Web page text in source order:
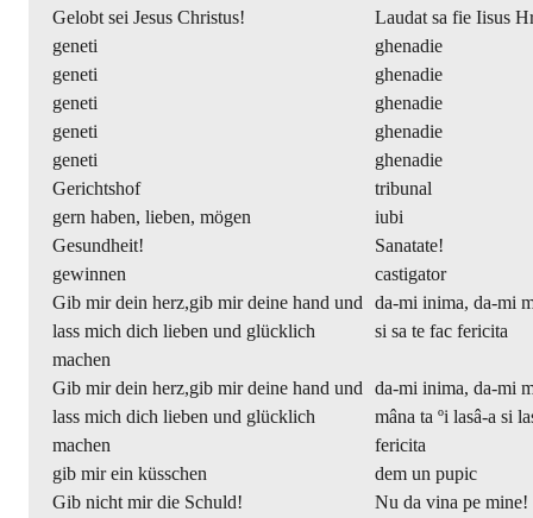
Gelobt sei Jesus Christus!
Laudat sa fie Iisus
geneti
ghenadie
geneti
ghenadie
geneti
ghenadie
geneti
ghenadie
geneti
ghenadie
Gerichtshof
tribunal
gern haben, lieben, mögen
iubi
Gesundheit!
Sanatate!
gewinnen
castigator
Gib mir dein herz,gib mir deine hand und
lass mich dich lieben und glücklich
machen
da-mi inima, da-mi
si sa te fac fericita
Gib mir dein herz,gib mir deine hand und
lass mich dich lieben und glücklich
machen
da-mi inima, da-mi
mâna ta ºi lasâ-a si
fericita
gib mir ein küsschen
dem un pupic
Gib nicht mir die Schuld!
Nu da vina pe mine!